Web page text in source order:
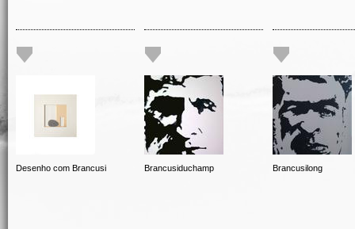
Desenho com Brancusi Brancusiduchamp Brancusilong